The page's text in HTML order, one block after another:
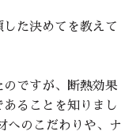
た決めてを教えて
ですが、断熱効果
ることを知りまし
へのこだわりや、ナ